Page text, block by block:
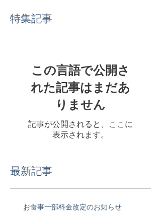
特集記事
この言語で公開さ
れた記事はまだあ
りません
記事が公開されると、ここに
表示されます。
最新記事
お食事一部料金改定のお知らせ